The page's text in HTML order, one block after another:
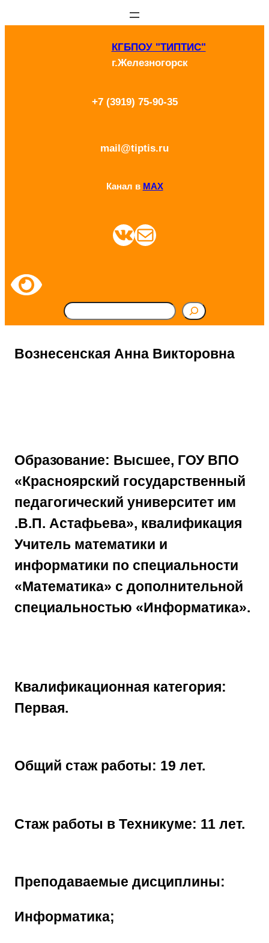
КГБПОУ "ТИПТИС"
г.Железногорск
+7 (3919) 75-90-35
mail@tiptis.ru
Канал в MAX
ВКонтакте Почта
П
и
Вознесенская Анна Викторовна
Образование: Высшее, ГОУ ВПО
«Красноярский государственный
педагогический университет им
.В.П. Астафьева», квалификация
Учитель математики и
информатики по специальности
«Математика» с дополнительной
специальностью «Информатика».
Квалификационная категория:
Первая.
Общий стаж работы: 19 лет.
Стаж работы в Техникуме: 11 лет.
Преподаваемые дисциплины:
Информатика;